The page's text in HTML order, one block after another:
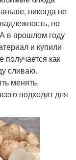
никогда не
но
в прошлом году
и купили
получается как
сливаю.
менять.
подходит для